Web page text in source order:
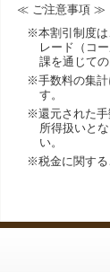
≪ ご注意事項 ≫
※本割引制度は
レード（コ
課を通じて
※手数料の集計
す。
※還元された手
所得扱いと
い。
※税金に関する